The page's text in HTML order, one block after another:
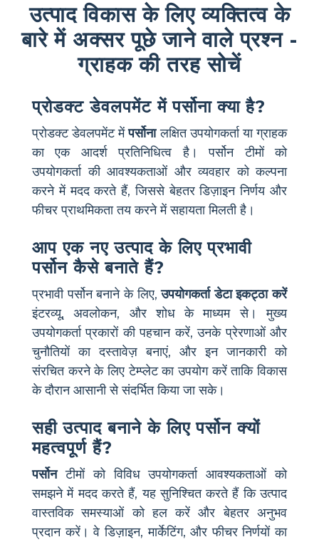
उत्पाद विकास के लिए व्यक्तित्व के
बारे में अक्सर पूछे जाने वाले प्रश्न -
ग्राहक की तरह सोचें
प्रोडक्ट डेवलपमेंट में पर्सोना क्या है?
प्रोडक्ट डेवलपमेंट मेंपर्सोनालक्षित उपयोगकर्ता या ग्राहक
का एक आदर्श प्रतिनिधित्व है। पर्सोन टीमों को
उपयोगकर्ता की आवश्यकताओं और व्यवहार को कल्पना
करने में मदद करते हैं, जिससे बेहतर डिज़ाइन निर्णय और
फीचर प्राथमिकता तय करने में सहायता मिलती है।
आप एक नए उत्पाद के लिए प्रभावी
पर्सोन कैसे बनाते हैं?
प्रभावी पर्सोन बनाने के लिए,उपयोगकर्ता डेटा इकट्ठा करें
इंटरव्यू, अवलोकन, और शोध के माध्यम से। मुख्य
उपयोगकर्ता प्रकारों की पहचान करें, उनके प्रेरणाओं और
चुनौतियों का दस्तावेज़ बनाएं, और इन जानकारी को
संरचित करने के लिए टेम्प्लेट का उपयोग करें ताकि विकास
के दौरान आसानी से संदर्भित किया जा सके।
सही उत्पाद बनाने के लिए पर्सोन क्यों
महत्वपूर्ण हैं?
पर्सोनटीमों को विविध उपयोगकर्ता आवश्यकताओं को
समझने में मदद करते हैं, यह सुनिश्चित करते हैं कि उत्पाद
वास्तविक समस्याओं को हल करें और बेहतर अनुभव
प्रदान करें। वे डिज़ाइन, मार्केटिंग, और फीचर निर्णयों का